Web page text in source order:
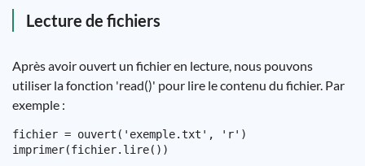
Lecture de fichiers
Après avoir ouvert un fichier en lecture, nous pouvons
utiliser la fonction 'read()' pour lire le contenu du fichier. Par
exemple :
fichier = ouvert('exemple.txt', 'r')